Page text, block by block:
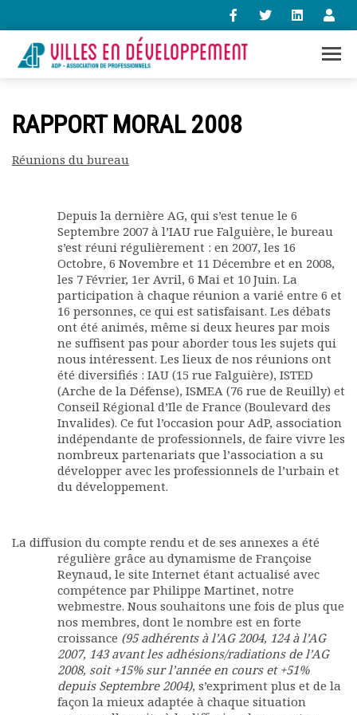
contact@villes-developpement.org
Qui sommes-nous ?
Présentation vidéo
Le bureau
Statuts de l’association
Vie de l’association
Calendrier des activités
Assemblées générales
Comptes rendus mensuels
Rapports moraux
Rapports financiers
Nous rejoindre
Le bulletin
Présentation du bulletin
Comité de rédaction
Bulletins Villes en
Ressources
Nos actions
Podcast-AdP
Dîners débats
Journées d’études
Concours vidéo
Matinales
Nos partenaires
Evénements
RAPPORT MORAL 2008
Réunions du bureau
Depuis la dernière AG, qui s’est tenue le 6
Septembre 2007 à l’IAU rue Falguière, le bureau
s’est réuni régulièrement : en 2007, les 16
Octobre, 6 Novembre et 11 Décembre et en 2008,
les 7 Février, 1er Avril, 6 Mai et 10 Juin. La
participation à chaque réunion a varié entre 6 et
16 personnes, ce qui est satisfaisant. Les débats
ont été animés, même si deux heures par mois
ne suffisent pas pour aborder tous les sujets qui
nous intéressent. Les lieux de nos réunions ont
été diversifiés : IAU (15 rue Falguière), ISTED
(Arche de la Défense), ISMEA (76 rue de Reuilly) et
Conseil Régional d’Ile de France (Boulevard des
Invalides). Ce fut l’occasion pour AdP, association
indépendante de professionnels, de faire vivre les
nombreux partenariats que l’association a su
développer avec les professionnels de l’urbain et
du développement.
La diffusion du compte rendu et de ses annexes a été
régulière grâce au dynamisme de Françoise
Reynaud, le site Internet étant actualisé avec
compétence par Philippe Martinet, notre
webmestre. Nous souhaitons une fois de plus que
nos membres, dont le nombre est en forte
croissance (95 adhérents à l’AG 2004, 124 à l’AG
2007, 143 avant les adhésions/radiations de l’AG
2008, soit +15% sur l’année en cours et +51%
depuis Septembre 2004), s’expriment plus et de la
façon la mieux adaptée à chaque situation